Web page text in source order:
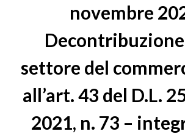
novembre
settore del
all’art. 43 del D.L.
2021, n. 73 –